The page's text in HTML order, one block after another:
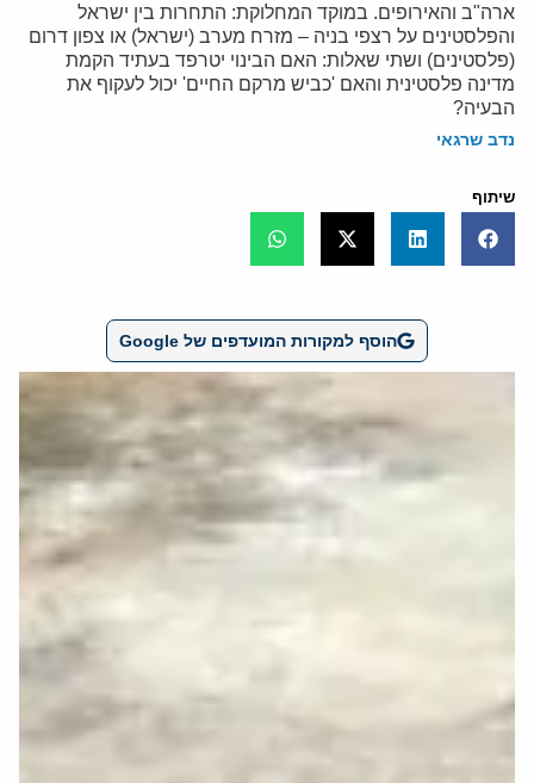
ארה"ב והאירופים. במוקד המחלוקת: התחרות בין ישראל
והפלסטינים על רצפי בניה – מזרח מערב (ישראל) או צפון דרום
(פלסטינים) ושתי שאלות: האם הבינוי יטרפד בעתיד הקמת
מדינה פלסטינית והאם 'כביש מרקם החיים' יכול לעקוף את
הבעיה?
נדב שרגאי
שיתוף
הוסף למקורות המועדפים של Google